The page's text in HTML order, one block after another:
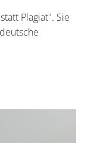
Plagiat". Sie